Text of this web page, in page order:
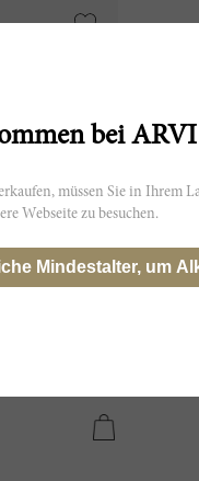
bei
müssen Sie in Ihrem
Webseite zu besuchen.
Mindestalter, um